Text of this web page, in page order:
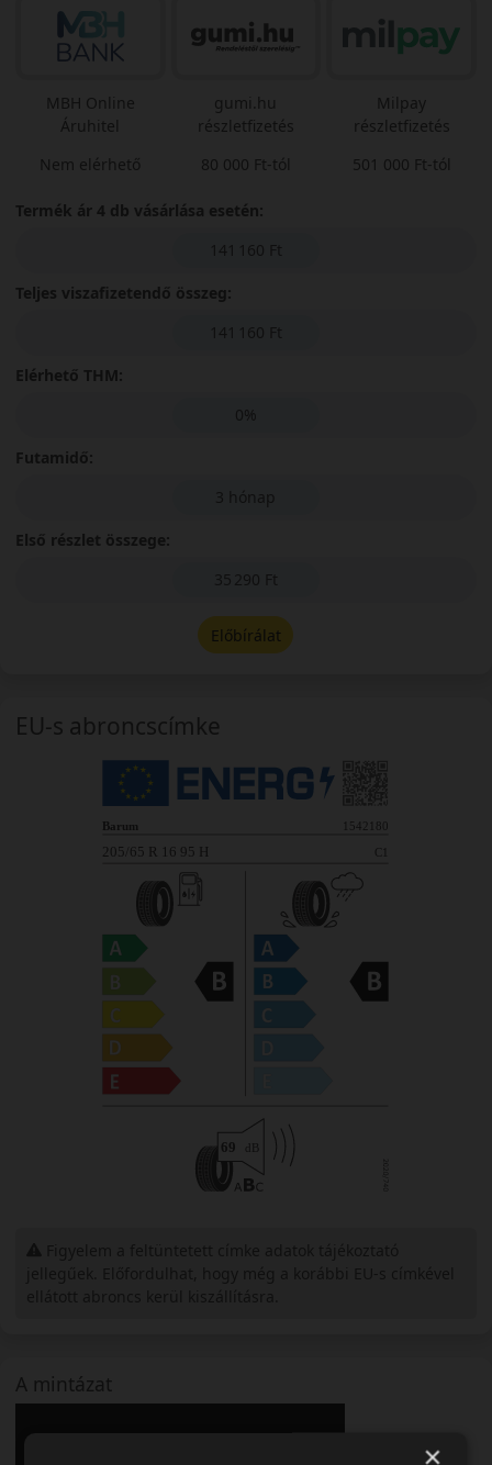
A mintázat
MBH Online
Áruhitel
Nem elérhető
gumi.hu
részletfizetés
80 000 Ft-tól
Milpay
részletfizetés
501 000 Ft-tól
Termék ár 4 db vásárlása esetén:
141 160 Ft
Teljes viszafizetendő összeg:
141 160 Ft
Elérhető THM:
0%
Futamidő:
3 hónap
Első részlet összege:
35 290 Ft
Előbírálat
EU-s abroncscímke
×